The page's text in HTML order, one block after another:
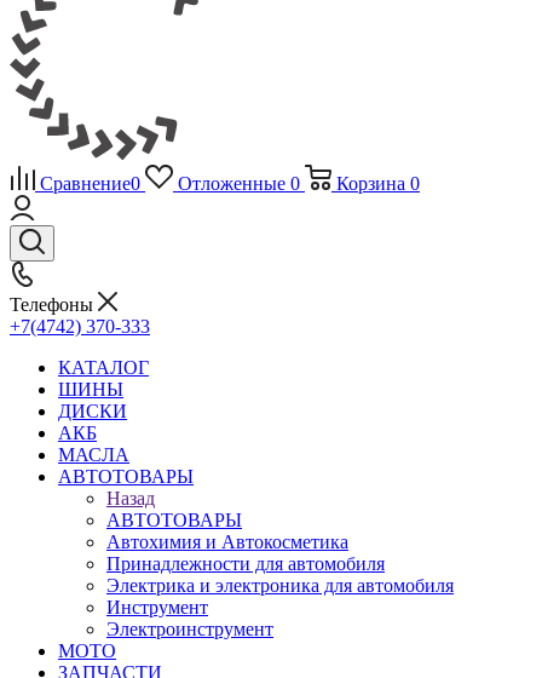
Сравнение0 Отложенные 0 Корзина 0
Телефоны
+7(4742) 370-333
КАТАЛОГ
ШИНЫ
ДИСКИ
АКБ
МАСЛА
АВТОТОВАРЫ
Назад
АВТОТОВАРЫ
Автохимия и Автокосметика
Принадлежности для автомобиля
Электрика и электроника для автомобиля
Инструмент
Электроинструмент
МОТО
ЗАПЧАСТИ